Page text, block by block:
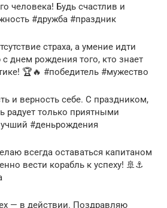
человека! Будь счастлив и
#дружба #праздник
страха, а умение идти
днем рождения того, кто знает
🏆🔥 #победитель #мужество
и верность себе. С праздником,
радует только приятными
#деньрождения
всегда оставаться капитаном
вести корабль к успеху! 🚢⚓
— в действии. Поздравляю